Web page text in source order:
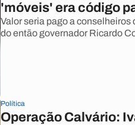
'móveis' era código
Valor seria pago a
do então governador Ricardo
Política
Operação Calvário: